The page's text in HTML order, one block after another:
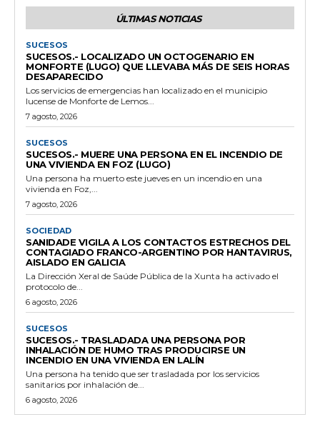
ÚLTIMAS NOTICIAS
SUCESOS
SUCESOS.- LOCALIZADO UN OCTOGENARIO EN
MONFORTE (LUGO) QUE LLEVABA MÁS DE SEIS HORAS
DESAPARECIDO
Los servicios de emergencias han localizado en el municipio
lucense de Monforte de Lemos...
7 agosto, 2026
SUCESOS
SUCESOS.- MUERE UNA PERSONA EN EL INCENDIO DE
UNA VIVIENDA EN FOZ (LUGO)
Una persona ha muerto este jueves en un incendio en una
vivienda en Foz,...
7 agosto, 2026
SOCIEDAD
SANIDADE VIGILA A LOS CONTACTOS ESTRECHOS DEL
CONTAGIADO FRANCO-ARGENTINO POR HANTAVIRUS,
AISLADO EN GALICIA
La Dirección Xeral de Saúde Pública de la Xunta ha activado el
protocolo de...
6 agosto, 2026
SUCESOS
SUCESOS.- TRASLADADA UNA PERSONA POR
INHALACIÓN DE HUMO TRAS PRODUCIRSE UN
INCENDIO EN UNA VIVIENDA EN LALÍN
Una persona ha tenido que ser trasladada por los servicios
sanitarios por inhalación de...
6 agosto, 2026